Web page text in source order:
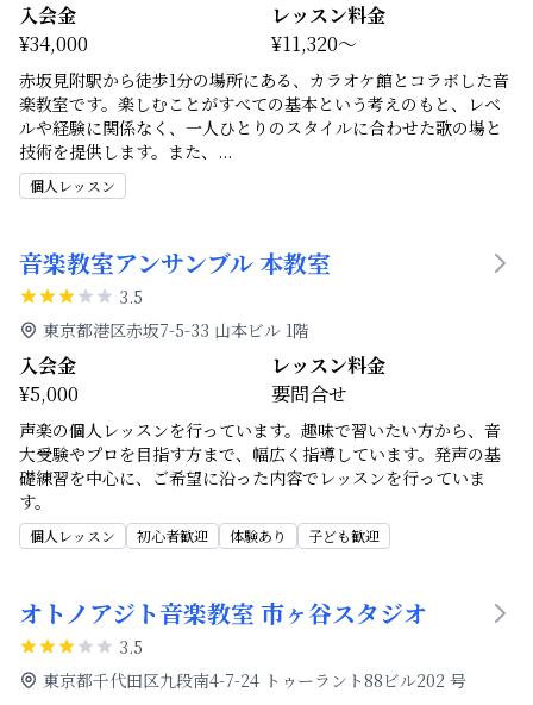
入会金
¥34,000
レッスン料金
¥11,320～
赤坂見附駅から徒歩1分の場所にある、カラオケ館とコラボした音
楽教室です。楽しむことがすべての基本という考えのもと、レベ
ルや経験に関係なく、一人ひとりのスタイルに合わせた歌の場と
技術を提供します。また、 ...
個人レッスン
音楽教室アンサンブル 本教室
3.5
東京都港区赤坂7-5-33 山本ビル 1階
入会金
¥5,000
レッスン料金
要問合せ
声楽の個人レッスンを行っています。趣味で習いたい方から、音
大受験やプロを目指す方まで、幅広く指導しています。発声の基
礎練習を中心に、ご希望に沿った内容でレッスンを行っていま
す。
個人レッスン 初心者歓迎 体験あり 子ども歓迎
オトノアジト音楽教室 市ヶ谷スタジオ
3.5
東京都千代田区九段南4-7-24 トゥーラント88ビル202 号